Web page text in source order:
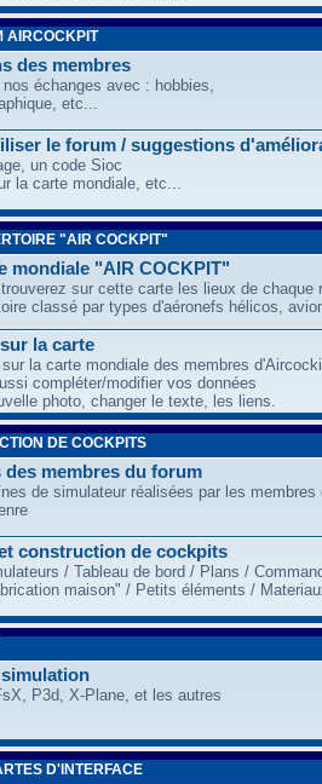
AIRCOCKPIT
des membres
échanges avec : hobbies,
etc...
le forum / suggestions
un code Sioc
la carte mondiale, etc...
"AIR COCKPIT"
mondiale "AIR COCKPIT"
sur cette carte les lieux de chaque
classé par types d'aéronefs hélicos,
la carte
la carte mondiale des membres
compléter/modifier vos données
photo, changer le texte, les liens.
DE COCKPITS
des membres du forum
de simulateur réalisées par les membres
construction de cockpits
/ Tableau de bord / Plans /
maison" / Petits éléments /
P3d, X-Plane, et les autres
D'INTERFACE